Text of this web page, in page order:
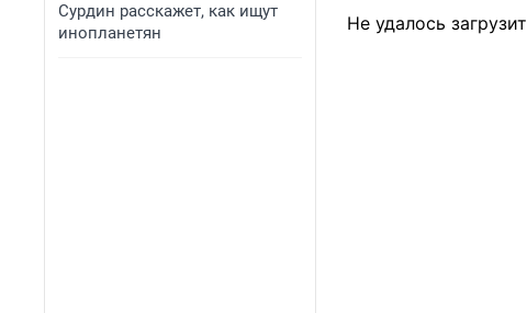
Сурдин расскажет, как ищут
инопланетян
Не удалось